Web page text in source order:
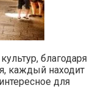
благодаря
каждый находит
для